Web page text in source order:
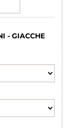
- GIACCHE